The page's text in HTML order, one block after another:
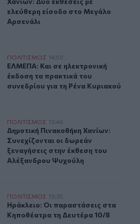
ελεύθερη είσοδο στο Μεγάλο
Αρσενάλι
έκδοση τα πρακτικά του
ΠΟΛΙΤΙΣΜΟΣ 14:50
ΕΛΜΕΠΑ: Και σε ηλεκτρονική
ΕΛΜΕΠΑ: Και σε ηλεκτρονική
έκδοση τα πρακτικά του
συνεδρίου για τη Ρένα Κυριακού
Χανίων: Συνεχίζονται οι
ΠΟΛΙΤΙΣΜΟΣ 13:46
Δημοτική Πινακοθήκη Χανίων:
Δημοτική Πινακοθήκη Χανίων:
Συνεχίζονται οι δωρεάν
ξεναγήσεις στην έκθεση του
Αλέξανδρου Ψυχούλη
στα Κηποθέατρα τη
ΠΟΛΙΤΙΣΜΟΣ 13:35
Ηράκλειο: Οι παραστάσεις στα
Ηράκλειο: Οι παραστάσεις στα
Κηποθέατρα τη Δευτέρα 10/8